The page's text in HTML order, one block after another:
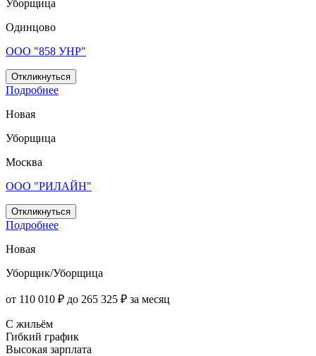
Уборщица
Одинцово
ООО "858 УНР"
Откликнуться
Подробнее
Новая
Уборщица
Москва
ООО "РИЛАЙН"
Откликнуться
Подробнее
Новая
Уборщик/Уборщица
от 110 010 ₽ до 265 325 ₽ за месяц
С жильём
Гибкий график
Высокая зарплата